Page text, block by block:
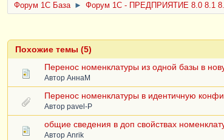
Форум 1C База ► Форум 1С - ПРЕДПРИЯТИЕ 8.0 8.1
Похожие темы (5)
Перенос номенклатуры из одной базы в
Автор АннаM
Перенос номенклатуры в идентичную
Автор pavel-P
общие сведения в доп свойствах
Автор Anrik